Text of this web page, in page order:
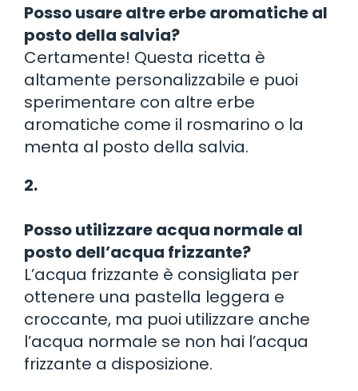
Posso usare altre erbe aromatiche al
posto della salvia?
Certamente! Questa ricetta è
altamente personalizzabile e puoi
sperimentare con altre erbe
aromatiche come il rosmarino o la
menta al posto della salvia.
2.
Posso utilizzare acqua normale al
posto dell’acqua frizzante?
L’acqua frizzante è consigliata per
ottenere una pastella leggera e
croccante, ma puoi utilizzare anche
l’acqua normale se non hai l’acqua
frizzante a disposizione.